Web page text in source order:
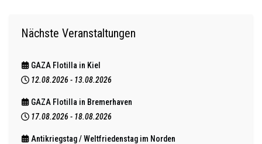
Nächste Veranstaltungen
GAZA Flotilla in Kiel
12.08.2026 - 13.08.2026
GAZA Flotilla in Bremerhaven
17.08.2026 - 18.08.2026
Antikriegstag / Weltfriedenstag im Norden